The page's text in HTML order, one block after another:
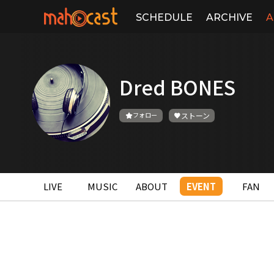
SCHEDULE ARCHIVE
Dred BONES
フォロー ストーン
LIVE MUSIC ABOUT EVENT FAN